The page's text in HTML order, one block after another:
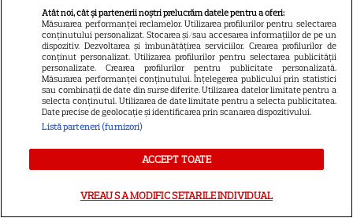
4
Cezar Ouatu a devenit tată
pentru prima dată la 46 de ani.
Ce nume deosebit a ales
pentru fetița lui
VEDETE STRĂINE
Jennifer Garner, ieșire rară la
fost surprinse cele două
Atât noi, cât și partenerii noștri prelucrăm datele pentru a oferi:
Măsurarea performanței reclamelor. Utilizarea profilurilor pentru selectarea
conținutului personalizat. Stocarea și/sau accesarea informațiilor de pe un
dispozitiv. Dezvoltarea și îmbunătățirea serviciilor. Crearea profilurilor de
conținut personalizat. Utilizarea profilurilor pentru selectarea publicității
personalizate. Crearea profilurilor pentru publicitate personalizată.
Măsurarea performanței conținutului. Înțelegerea publicului prin statistici
sau combinații de date din surse diferite. Utilizarea datelor limitate pentru a
selecta conținutul. Utilizarea de date limitate pentru a selecta publicitatea.
Date precise de geolocație și identificarea prin scanarea dispozitivului.
Listă parteneri (furnizori)
ACCEPT TOATE
VREAU SA MODIFIC SETARILE INDIVIDUAL